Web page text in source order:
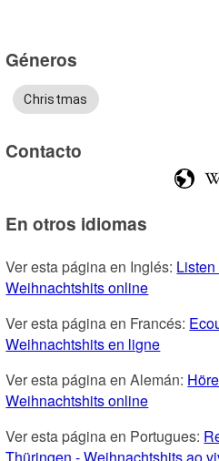
Géneros
Christmas
Contacto
En otros idiomas
Ver esta página en Inglés:
Weihnachtshits online
Ver esta página en Francés:
Weihnachtshits en ligne
Ver esta página en Alemán:
Weihnachtshits online
Ver esta página en Portugues:
Thüringen - Weihnachtshits ao